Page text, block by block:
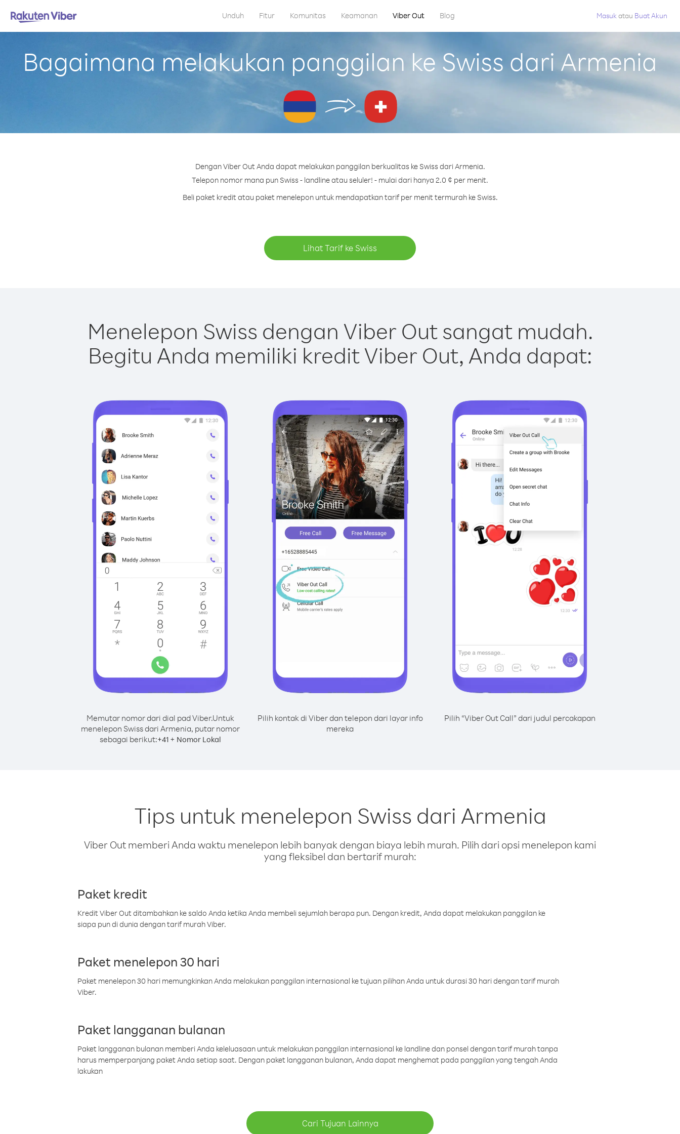
Unduh Fitur Komunitas Keamanan Viber Out Blog Masuk atau Buat Akun
Bagaimana melakukan panggilan ke Swiss dari Armenia
Dengan Viber Out Anda dapat melakukan panggilan berkualitas ke Swiss dari Armenia.
Telepon nomor mana pun Swiss - landline atau seluler! - mulai dari hanya 2.0 ¢ per menit.
Beli paket kredit atau paket menelepon untuk mendapatkan tarif per menit termurah ke Swiss.
Lihat Tarif ke Swiss
Menelepon Swiss dengan Viber Out sangat mudah.
Begitu Anda memiliki kredit Viber Out, Anda dapat:
Memutar nomor dari dial pad Viber.Untuk
menelepon Swiss dari Armenia, putar nomor
sebagai berikut:+41 + Nomor Lokal
Pilih kontak di Viber dan telepon dari layar info
mereka
Pilih “Viber Out Call” dari judul percakapan
Tips untuk menelepon Swiss dari Armenia
Viber Out memberi Anda waktu menelepon lebih banyak dengan biaya lebih murah. Pilih dari opsi menelepon kami
yang fleksibel dan bertarif murah:
Paket kredit
Kredit Viber Out ditambahkan ke saldo Anda ketika Anda membeli sejumlah berapa pun. Dengan kredit, Anda dapat melakukan panggilan ke
siapa pun di dunia dengan tarif murah Viber.
Paket menelepon 30 hari
Paket menelepon 30 hari memungkinkan Anda melakukan panggilan internasional ke tujuan pilihan Anda untuk durasi 30 hari dengan tarif murah
Viber.
Paket langganan bulanan
Paket langganan bulanan memberi Anda keleluasaan untuk melakukan panggilan internasional ke landline dan ponsel dengan tarif murah tanpa
harus memperpanjang paket Anda setiap saat. Dengan paket langganan bulanan, Anda dapat menghemat pada panggilan yang tengah Anda
lakukan
Cari Tujuan Lainnya